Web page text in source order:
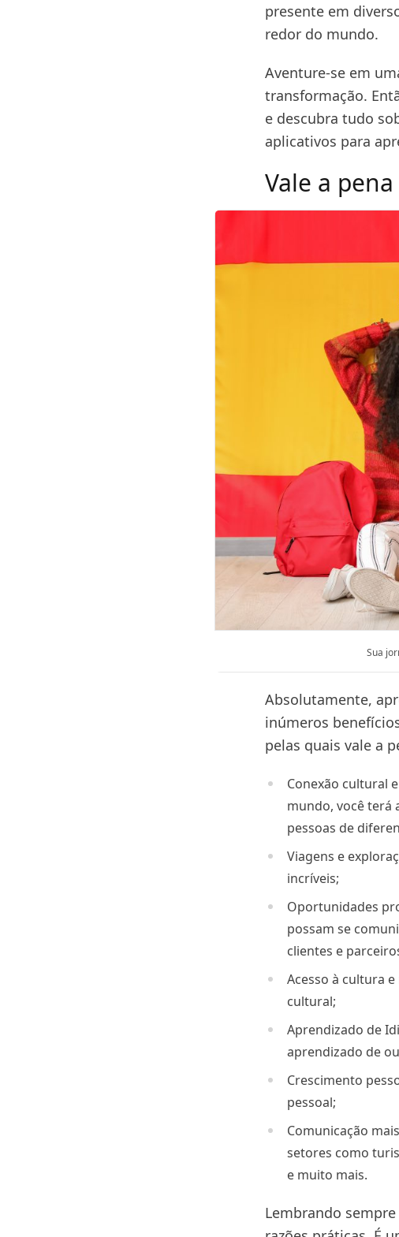
presente em
redor do mundo.
Aventure-se em
transformação.
e descubra tudo
aplicativos para
Vale a
Sua
Absolutamente,
inúmeros
pelas quais vale a
Conexão cultural
mundo, você terá
pessoas de
Viagens e
incríveis;
Oportunidades
possam se
clientes e
Acesso à cultura
cultural;
Aprendizado de
aprendizado de
Crescimento
pessoal;
Comunicação
setores como
e muito mais.
Lembrando